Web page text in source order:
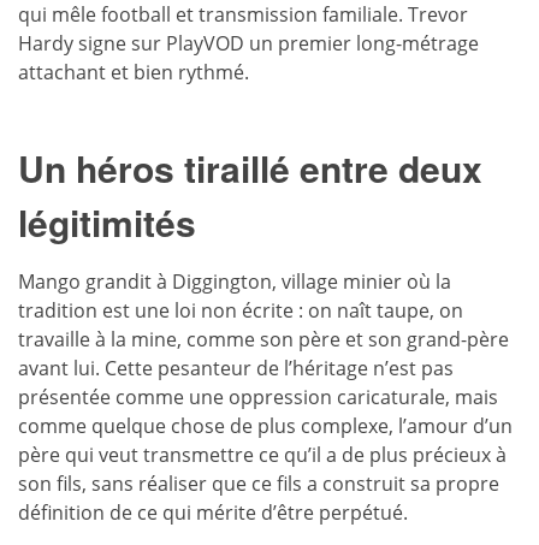
qui mêle football et transmission familiale. Trevor
Hardy signe sur PlayVOD un premier long-métrage
attachant et bien rythmé.
Un héros tiraillé entre deux
légitimités
Mango grandit à Diggington, village minier où la
tradition est une loi non écrite : on naît taupe, on
travaille à la mine, comme son père et son grand-père
avant lui. Cette pesanteur de l’héritage n’est pas
présentée comme une oppression caricaturale, mais
comme quelque chose de plus complexe, l’amour d’un
père qui veut transmettre ce qu’il a de plus précieux à
son fils, sans réaliser que ce fils a construit sa propre
définition de ce qui mérite d’être perpétué.